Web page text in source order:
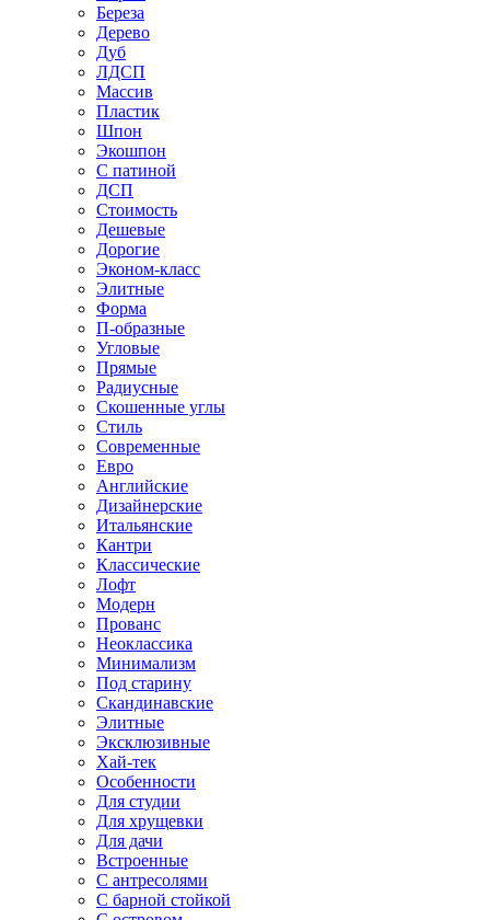
Береза
Дерево
Дуб
ЛДСП
Массив
Пластик
Шпон
Экошпон
С патиной
ДСП
Стоимость
Дешевые
Дорогие
Эконом-класс
Элитные
Форма
П-образные
Угловые
Прямые
Радиусные
Скошенные углы
Стиль
Современные
Евро
Английские
Дизайнерские
Итальянские
Кантри
Классические
Лофт
Модерн
Прованс
Неоклассика
Минимализм
Под старину
Скандинавские
Элитные
Эксклюзивные
Хай-тек
Особенности
Для студии
Для хрущевки
Для дачи
Встроенные
С антресолями
С барной стойкой